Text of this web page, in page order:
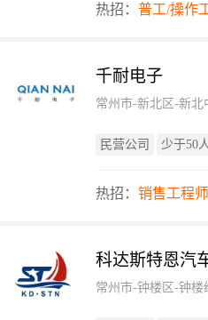
热招： 普工/操作
千耐电子
常州市-新北区-新北
民营公司 少于50人
热招： 销售工程
科达斯特恩汽
常州市-钟楼区-钟楼